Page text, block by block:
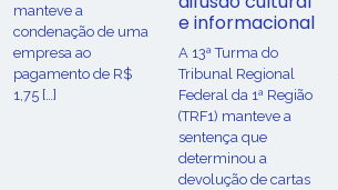
manteve a
condenação de uma
empresa ao
pagamento de R$
1,75 […]
e informacional
A 13ª Turma do
Tribunal Regional
Federal da 1ª Região
(TRF1) manteve a
sentença que
determinou a
devolução de cartas